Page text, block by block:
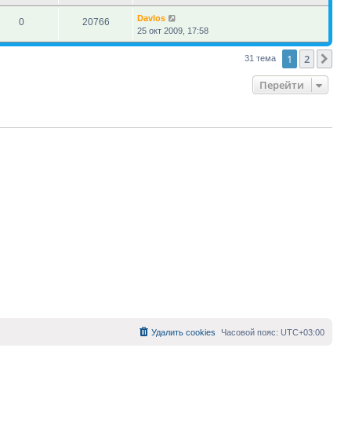
0 20766
Davlos
25 окт 2009, 17:58
31 тема 1 2
Перейти
Часовой пояс: UTC+03:00
Удалить cookies